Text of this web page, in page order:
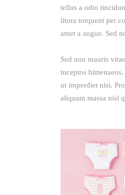
tellus a odio
litora torquent per
amet a augue. Sed
Sed non mauris
inceptos
ut imperdiet nisi.
aliquam massa nisl